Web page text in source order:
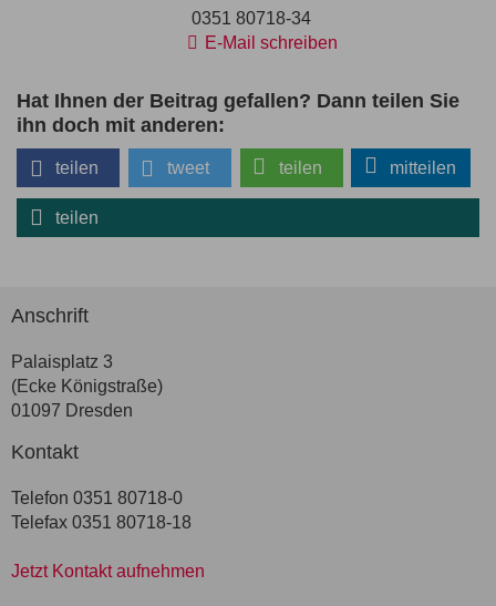
0351 80718-34
E-Mail schreiben
Hat Ihnen der Beitrag gefallen? Dann teilen Sie
ihn doch mit anderen:
teilen tweet teilen mitteilen
teilen
Anschrift
Palaisplatz 3
(Ecke Königstraße)
01097 Dresden
Kontakt
Telefon 0351 80718-0
Telefax 0351 80718-18
Jetzt Kontakt aufnehmen